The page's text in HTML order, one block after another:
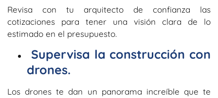
Revisa con tu arquitecto de confianza las
cotizaciones para tener una visión clara de lo
estimado en el presupuesto.
Supervisa la construcción con
drones.
Los drones te dan un panorama increíble que te